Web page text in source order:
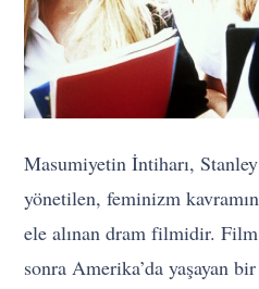
Masumiyetin İntiharı,
yönetilen, feminizm
ele alınan dram filmidir.
sonra Amerika’da yaşayan